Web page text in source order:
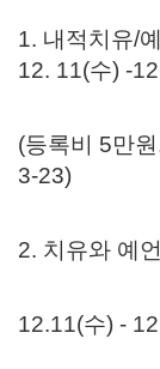
1. 내적치유/
12. 11(수) -
(등록비 5만
3-23)
2. 치유와 예
12.11(수) -